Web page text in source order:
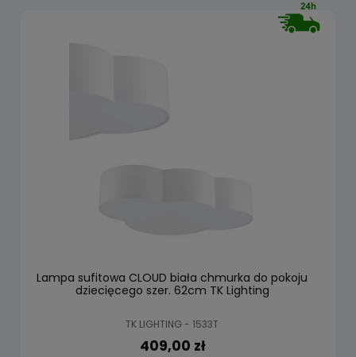
Lampa sufitowa CLOUD biała chmurka do pokoju
dziecięcego szer. 62cm TK Lighting
TK LIGHTING - 1533T
409,00 zł